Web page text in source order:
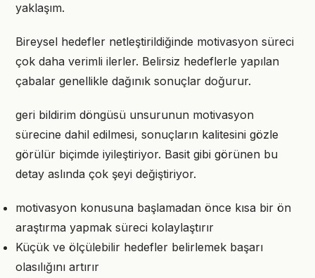
yaklaşım.
Bireysel hedefler netleştirildiğinde motivasyon süreci
çok daha verimli ilerler. Belirsiz hedeflerle yapılan
çabalar genellikle dağınık sonuçlar doğurur.
geri bildirim döngüsü unsurunun motivasyon
sürecine dahil edilmesi, sonuçların kalitesini gözle
görülür biçimde iyileştiriyor. Basit gibi görünen bu
detay aslında çok şeyi değiştiriyor.
motivasyon konusuna başlamadan önce kısa bir ön
araştırma yapmak süreci kolaylaştırır
Küçük ve ölçülebilir hedefler belirlemek başarı
olasılığını artırır